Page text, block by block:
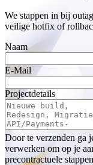
We stappen in bij
veilige hotfix of
Naam
E-Mail
Projectdetails
Door te verzenden ga
verwerken om op je
precontractuele